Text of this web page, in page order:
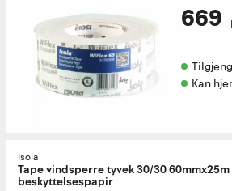
669
Kan
Isola
Tape vindsperre tyvek 30/30
beskyttelsespapir